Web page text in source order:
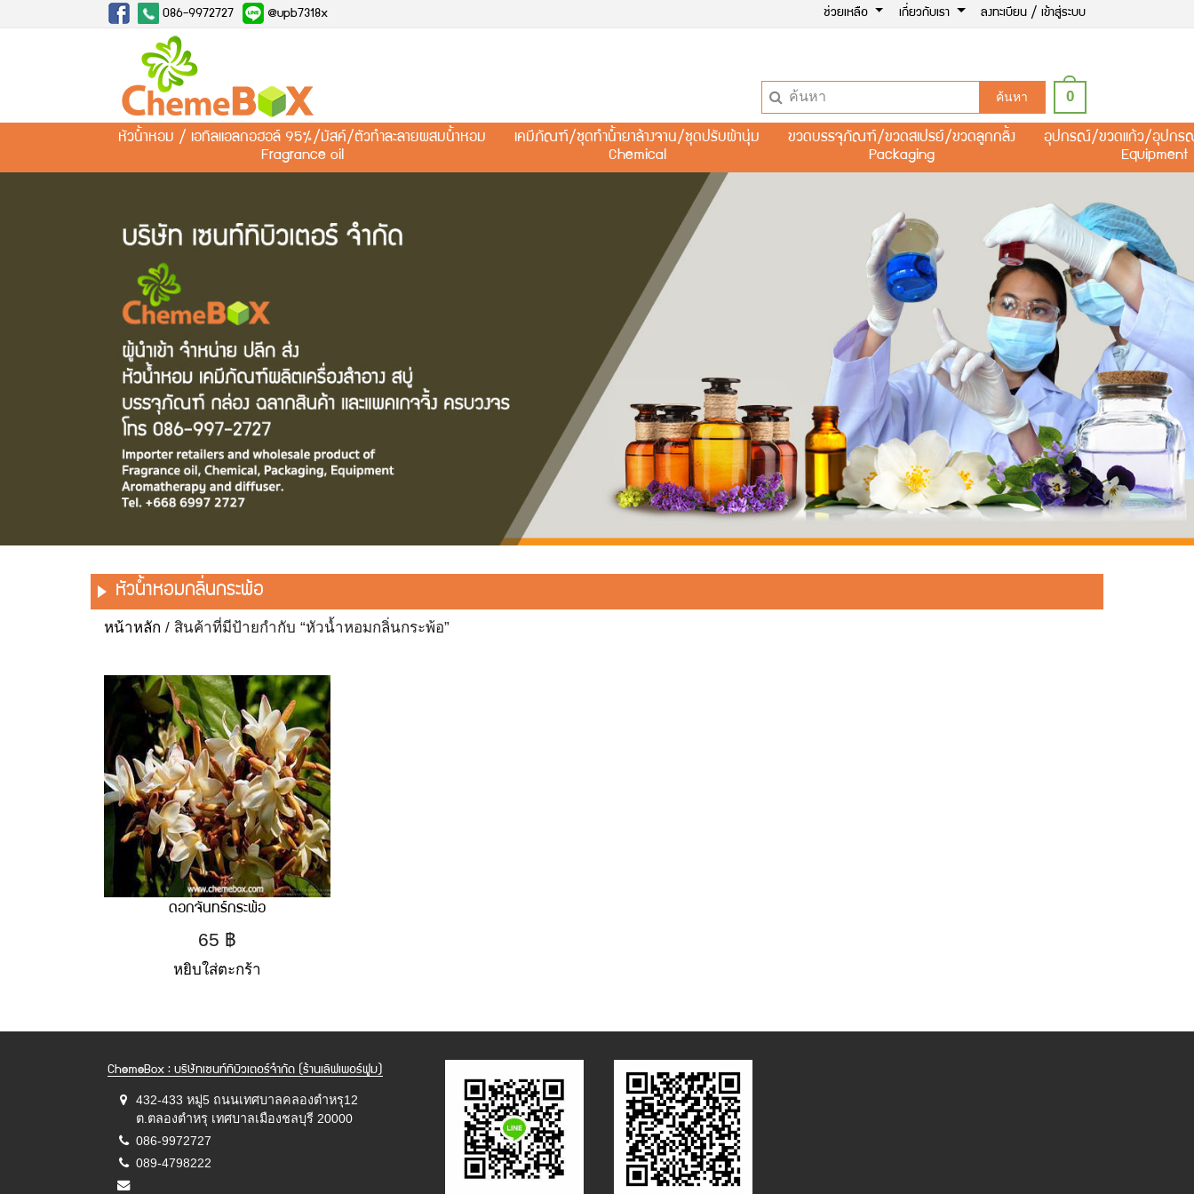
086-9972727 @upb7318x ช่วยเหลือ เกี่ยวกับเรา ลงทะเบียน / เข้าสู่ระบบ
ค้นหา 0
หัวน้ำหอม / เอทิลแอลกอฮอล์ 95%/มัสค์/ตัวทำละลายผสมน้ำหอม
Fragrance oil
เคมีภัณฑ์/ชุดทำน้ำยาล้างจาน/ชุดปรับผ้านุ่ม
Chemical
ขวดบรรจุภัณฑ์/ขวดสเปรย์/ขวดลูกกลิ้ง
Packaging
อุปกรณ์/ขวดแก้ว/อุปกร
Equipment
หัวน้ำหอมกลิ่นกระพ้อ
หน้าหลัก / สินค้าที่มีป้ายกำกับ “หัวน้ำหอมกลิ่นกระพ้อ”
ดอกจันทร์กระพ้อ
65 ฿
หยิบใส่ตะกร้า
ChemeBox : บริษัทเซนท์ทิบิวเตอร์จำกัด (ร้านเลิฟเพอร์ฟูม)
432-433 หมู่5 ถนนเทศบาลคลองตำหรุ12
ต.ตลองตำหรุ เทศบาลเมืองชลบุรี 20000
086-9972727
089-4798222